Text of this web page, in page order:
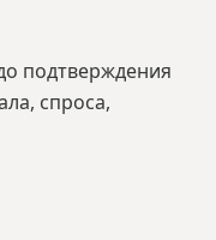
подтверждения
спроса,